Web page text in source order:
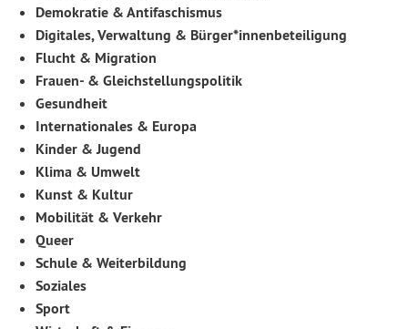
Demokratie & Antifaschismus
Digitales, Verwaltung & Bürger*innenbeteiligung
Flucht & Migration
Frauen- & Gleichstellungspolitik
Gesundheit
Internationales & Europa
Kinder & Jugend
Klima & Umwelt
Kunst & Kultur
Mobilität & Verkehr
Queer
Schule & Weiterbildung
Soziales
Sport